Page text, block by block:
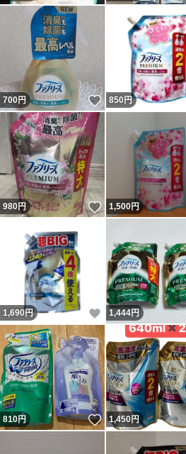
700円 いいね！
850 円
980円 いいね！
1,500円
1,690円 いいね！
1,444円
810円 いいね！
1,450円